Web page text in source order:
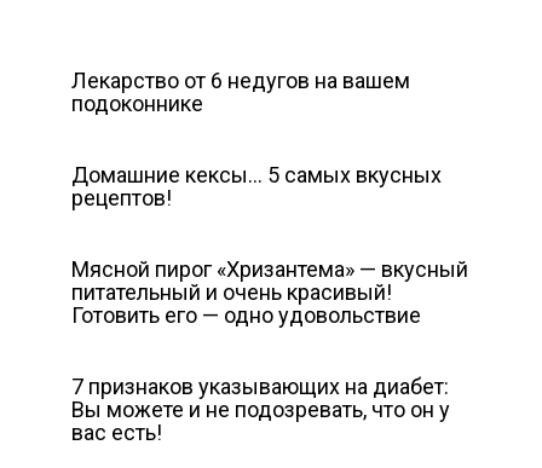
Лекарство от 6 недугов на вашем
подоконнике
Домашние кексы… 5 самых вкусных
рецептов!
Мясной пирог «Хризантема» — вкусный
питательный и очень красивый!
Готовить его — одно удовольствие
7 признаков указывающих на диабет:
Вы можете и не подозревать, что он у
вас есть!